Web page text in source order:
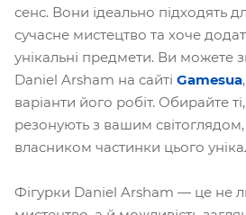
сенс. Вони ідеально підходять
сучасне мистецтво та хоче
унікальні предмети. Ви можете
Daniel Arsham на сайті Gamesua
варіанти його робіт. Обирайте
резонують з вашим світоглядом,
власником частинки цього
Фігурки Daniel Arsham — це не